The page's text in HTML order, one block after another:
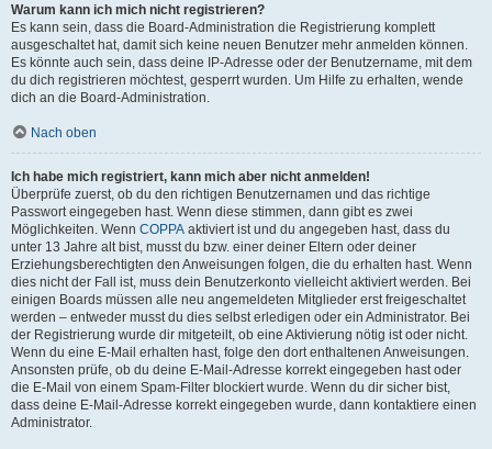
Warum kann ich mich nicht registrieren?
Es kann sein, dass die Board-Administration die Registrierung komplett
ausgeschaltet hat, damit sich keine neuen Benutzer mehr anmelden können.
Es könnte auch sein, dass deine IP-Adresse oder der Benutzername, mit dem
du dich registrieren möchtest, gesperrt wurden. Um Hilfe zu erhalten, wende
dich an die Board-Administration.
Nach oben
Ich habe mich registriert, kann mich aber nicht anmelden!
Überprüfe zuerst, ob du den richtigen Benutzernamen und das richtige
Passwort eingegeben hast. Wenn diese stimmen, dann gibt es zwei
Möglichkeiten. Wenn COPPA aktiviert ist und du angegeben hast, dass du
unter 13 Jahre alt bist, musst du bzw. einer deiner Eltern oder deiner
Erziehungsberechtigten den Anweisungen folgen, die du erhalten hast. Wenn
dies nicht der Fall ist, muss dein Benutzerkonto vielleicht aktiviert werden. Bei
einigen Boards müssen alle neu angemeldeten Mitglieder erst freigeschaltet
werden – entweder musst du dies selbst erledigen oder ein Administrator. Bei
der Registrierung wurde dir mitgeteilt, ob eine Aktivierung nötig ist oder nicht.
Wenn du eine E-Mail erhalten hast, folge den dort enthaltenen Anweisungen.
Ansonsten prüfe, ob du deine E-Mail-Adresse korrekt eingegeben hast oder
die E-Mail von einem Spam-Filter blockiert wurde. Wenn du dir sicher bist,
dass deine E-Mail-Adresse korrekt eingegeben wurde, dann kontaktiere einen
Administrator.